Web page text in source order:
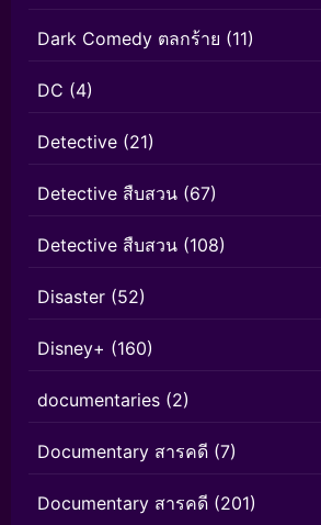
Dark Comedy ตลกร้าย (11)
DC (4)
Detective (21)
Detective สืบสวน (67)
Detective สืบสวน (108)
Disaster (52)
Disney+ (160)
documentaries (2)
Documentary สารคดี (7)
Documentary สารคดี (201)